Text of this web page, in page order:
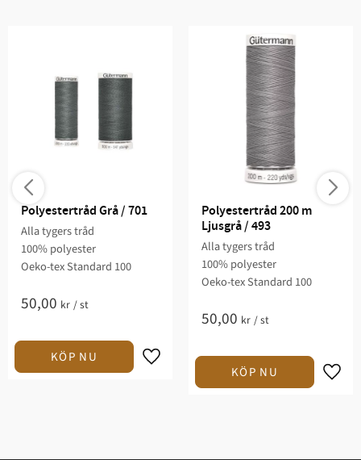
Polyestertråd Grå / 701
Alla tygers tråd
100% polyester
Oeko-tex Standard 100
50,00 kr /st
Polyestertråd 200 m
Ljusgrå / 493
Alla tygers tråd
100% polyester
Oeko-tex Standard 100
50,00 kr /st